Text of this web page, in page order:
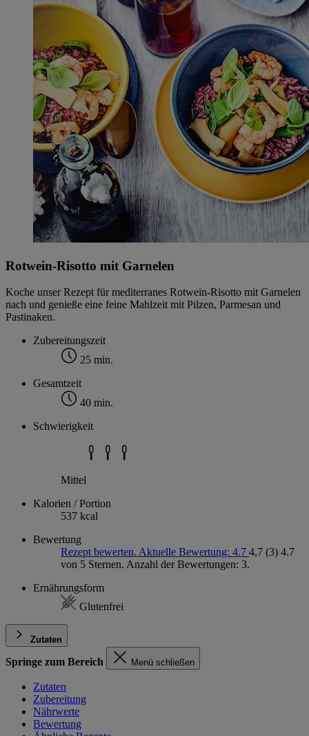
Rotwein-Risotto mit Garnelen
Koche unser Rezept für mediterranes Rotwein-Risotto mit Garnelen
nach und genieße eine feine Mahlzeit mit Pilzen, Parmesan und
Pastinaken.
Zubereitungszeit
25 min.
Gesamtzeit
40 min.
Schwierigkeit
Mittel
Kalorien / Portion
537 kcal
Bewertung
Rezept bewerten. Aktuelle Bewertung: 4.7 4,7 (3) 4.7
von 5 Sternen. Anzahl der Bewertungen: 3.
Ernährungsform
Glutenfrei
Zutaten
Springe zum Bereich Menü schließen
Zutaten
Zubereitung
Nährwerte
Bewertung